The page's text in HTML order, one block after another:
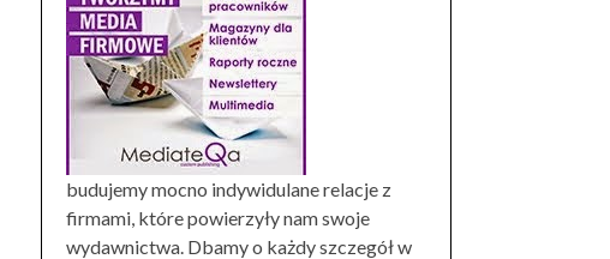
budujemy mocno indywidulane relacje z
firmami, które powierzyły nam swoje
wydawnictwa. Dbamy o każdy szczegół w